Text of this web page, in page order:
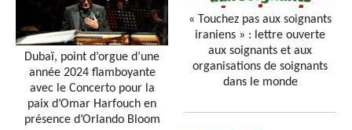
Dubaï, point d’orgue d’une
année 2024 flamboyante
avec le Concerto pour la
paix d’Omar Harfouch en
présence d’Orlando Bloom
« Touchez pas aux soignants
iraniens » : lettre ouverte
aux soignants et aux
organisations de soignants
dans le monde